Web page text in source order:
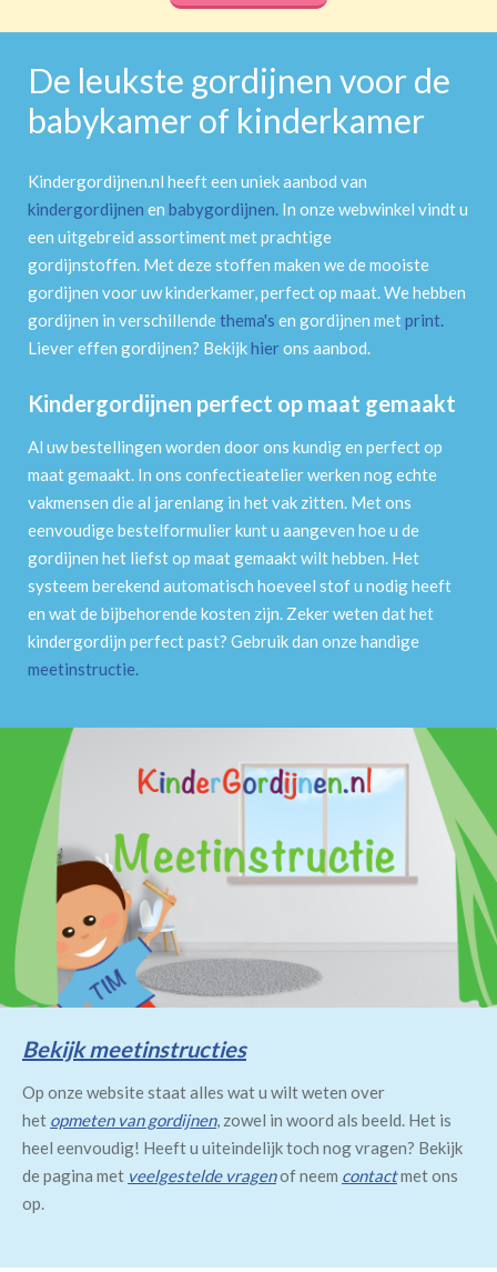
De leukste gordijnen voor de
babykamer of kinderkamer
Kindergordijnen.nl heeft een uniek aanbod van
kindergordijnen en babygordijnen. In onze webwinkel vindt u
een uitgebreid assortiment met prachtige
gordijnstoffen. Met deze stoffen maken we de mooiste
gordijnen voor uw kinderkamer, perfect op maat. We hebben
gordijnen in verschillendethema's en gordijnen metprint.
Liever effen gordijnen? Bekijkhierons aanbod.
Kindergordijnen perfect op maat gemaakt
Al uw bestellingen worden door ons kundig en perfect op
maat gemaakt. In ons confectieatelier werken nog echte
vakmensen die al jarenlang in het vak zitten. Met ons
eenvoudige bestelformulier kunt u aangeven hoe u de
gordijnen het liefst op maat gemaakt wilt hebben. Het
systeem berekend automatisch hoeveel stof u nodig heeft
en wat de bijbehorende kosten zijn. Zeker weten dat het
kindergordijn perfect past? Gebruik dan onze handige
meetinstructie.
Bekijk meetinstructies
Op onze website staat alles wat u wilt weten over
het opmeten van gordijnen, zowel in woord als beeld. Het is
heel eenvoudig! Heeft u uiteindelijk toch nog vragen? Bekijk
de pagina met veelgestelde vragenof neem contactmet ons
op.